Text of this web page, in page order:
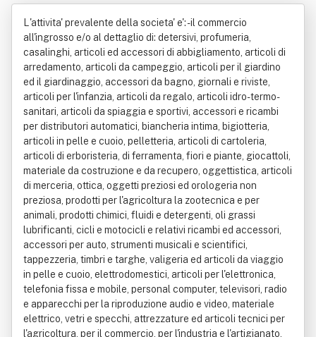
a
L'attivita' prevalente della societa' e': - il commercio
all'ingrosso e/o al dettaglio di: detersivi, profumeria,
casalinghi, articoli ed accessori di abbigliamento, articoli di
arredamento, articoli da campeggio, articoli per il giardino
ed il giardinaggio, accessori da bagno, giornali e riviste,
articoli per l'infanzia, articoli da regalo, articoli idro-termo-
sanitari, articoli da spiaggia e sportivi, accessori e ricambi
per distributori automatici, biancheria intima, bigiotteria,
articoli in pelle e cuoio, pelletteria, articoli di cartoleria,
articoli di erboristeria, di ferramenta, fiori e piante, giocattoli,
materiale da costruzione e da recupero, oggettistica, articoli
di merceria, ottica, oggetti preziosi ed orologeria non
preziosa, prodotti per l'agricoltura la zootecnica e per
animali, prodotti chimici, fluidi e detergenti, oli grassi
lubrificanti, cicli e motocicli e relativi ricambi ed accessori,
accessori per auto, strumenti musicali e scientifici,
tappezzeria, timbri e targhe, valigeria ed articoli da viaggio
in pelle e cuoio, elettrodomestici, articoli per l'elettronica,
telefonia fissa e mobile, personal computer, televisori, radio
e apparecchi per la riproduzione audio e video, materiale
elettrico, vetri e specchi, attrezzature ed articoli tecnici per
l'agricoltura, per il commercio, per l'industria e l'artigianato,